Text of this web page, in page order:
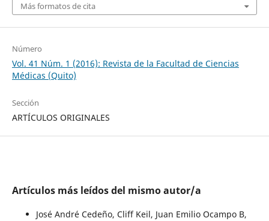
Más formatos de cita
Número
Vol. 41 Núm. 1 (2016): Revista de la Facultad de Ciencias
Médicas (Quito)
Sección
ARTÍCULOS ORIGINALES
Artículos más leídos del mismo autor/a
José André Cedeño, Cliff Keil, Juan Emilio Ocampo B,